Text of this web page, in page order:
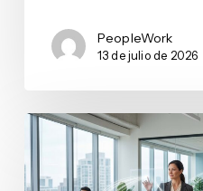
PeopleWork
13 de julio de 2026
Software
de
RRHH